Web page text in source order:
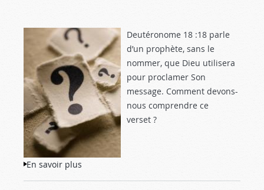
Deutéronome 18 :18 parle
d’un prophète, sans le
nommer, que Dieu utilisera
pour proclamer Son
message. Comment devons-
nous comprendre ce
verset ?
En savoir plus